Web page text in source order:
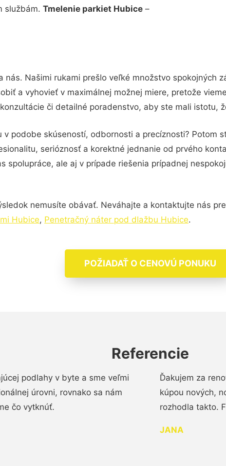
službám. Tmelenie parkiet Hubice –
nás. Našimi rukami prešlo veľké množstvo spokojných
a vyhovieť v maximálnej možnej miere, pretože
či detailné poradenstvo, aby ste mali istotu,
v podobe skúseností, odbornosti a precíznosti? Potom
serióznosť a korektné jednanie od prvého
spolupráce, ale aj v prípade riešenia prípadnej
nemusíte obávať. Neváhajte a kontaktujte nás
Hubice, Penetračný náter pod dlažbu Hubice.
POŽIADAŤ O CENOVÚ PONUKU
Referencie
podlahy v byte a sme veľmi
úrovni, rovnako sa nám
čo vytknúť.
Ďakujem za
kúpou nových,
rozhodla takto.
JANA